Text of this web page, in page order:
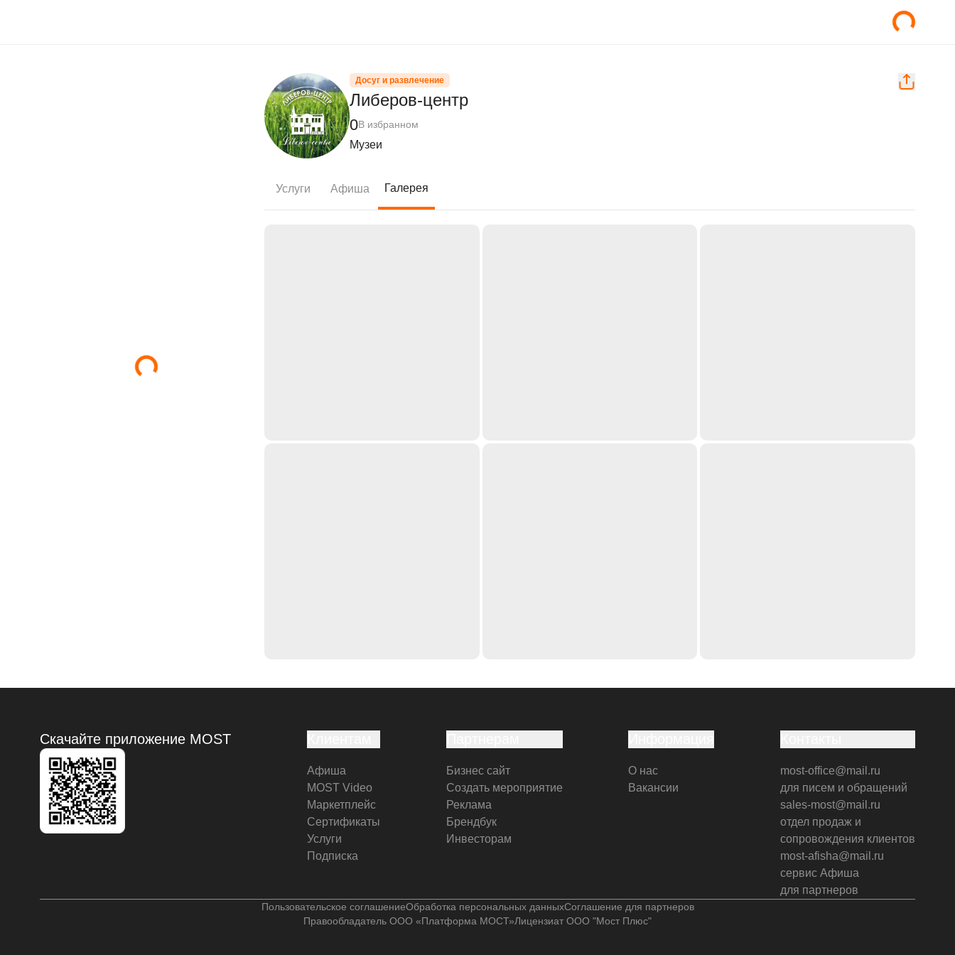
Досуг и развлечение
Либеров-центр
0В избранном
Музеи
Услуги Афиша Галерея
Скачайте приложение MOST
Афиша
MOST Video
Маркетплейс
Сертификаты
Услуги
Подписка
Бизнес сайт
Создать мероприятие
Реклама
Брендбук
Инвесторам
О нас
Вакансии
most-office@mail.ru
для писем и обращений
sales-most@mail.ru
отдел продаж и
сопровождения клиентов
most-afisha@mail.ru
сервис Афиша
для партнеров
Пользовательское соглашениеОбработка персональных данныхСоглашение для партнеров
Правообладатель ООО «Платформа МОСТ»Лицензиат ООО "Мост Плюс"